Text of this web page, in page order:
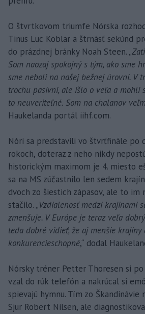
O štvrtkovom triumfe Nórska
Tinus Luc Koblar a štrnásť sekúnd
do prázdnej bránky Noah Steen. „
Som naozaj spokojný s tým, ako sme
sme neboli na našej bežnej úrovni. V
trochu pasívni, ale išlo o veľa a mohli
to neuveriteľné. Som na chalanov
Haukelanda portál iihf.com.
Nóri sa predstavili vo štvrťfinále po
rokoch, doteraz z neho nikdy
historickým maximom je 4. miesto
sa na MS zúčastnilo len sedem
dvoch zo šiestich zápasov, ale to
stačilo. „Vzdialenosť medzi krajinami
zmenšuje. V Európe je teraz veľa
teda dobré vidieť, že aj menšie krajiny
konkurencieschopné,“ dodal
Nórsky tréner Petter Thoresen si
vzal do rúk telefón a nakrúcal si
spievajú hymnu. Tím zo
Sjur Robert Nilsen, ale